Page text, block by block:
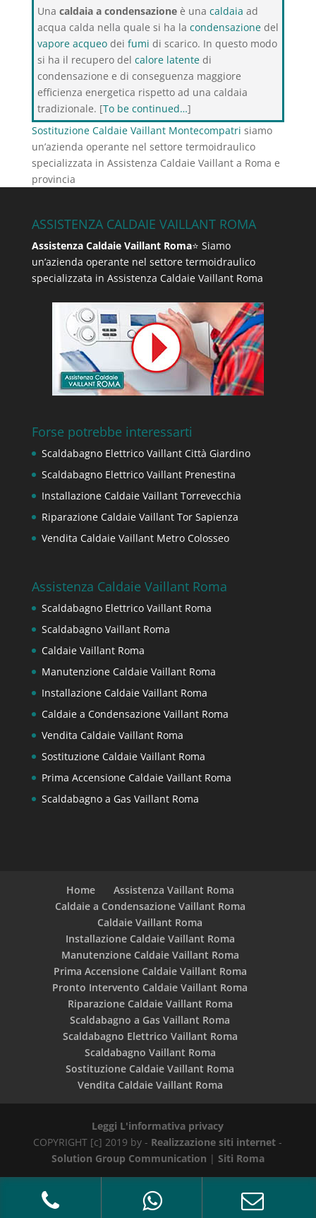
Una caldaia a condensazioneè una caldaia ad
acqua calda nella quale si ha la condensazionedel
vapore acqueodei fumi di scarico. In questo modo
si ha il recupero del calore latentedi
condensazione e di conseguenza maggiore
efficienza energetica rispetto ad una caldaia
tradizionale. [To be continued…]
Sostituzione Caldaie Vaillant Montecompatri siamo
un’azienda operante nel settore termoidraulico
specializzata in Assistenza Caldaie Vaillant a Roma e
provincia
ASSISTENZA CALDAIE VAILLANT ROMA
Assistenza Caldaie Vaillant Roma⭐ Siamo
un’azienda operante nel settore termoidraulico
specializzata in Assistenza Caldaie Vaillant Roma
Forse potrebbe interessarti
Scaldabagno Elettrico Vaillant Città Giardino
Scaldabagno Elettrico Vaillant Prenestina
Installazione Caldaie Vaillant Torrevecchia
Riparazione Caldaie Vaillant Tor Sapienza
Vendita Caldaie Vaillant Metro Colosseo
Assistenza Caldaie Vaillant Roma
Scaldabagno Elettrico Vaillant Roma
Scaldabagno Vaillant Roma
Caldaie Vaillant Roma
Manutenzione Caldaie Vaillant Roma
Installazione Caldaie Vaillant Roma
Caldaie a Condensazione Vaillant Roma
Vendita Caldaie Vaillant Roma
Sostituzione Caldaie Vaillant Roma
Prima Accensione Caldaie Vaillant Roma
Scaldabagno a Gas Vaillant Roma
Home
Assistenza Vaillant Roma
Caldaie a Condensazione Vaillant Roma
Caldaie Vaillant Roma
Installazione Caldaie Vaillant Roma
Manutenzione Caldaie Vaillant Roma
Prima Accensione Caldaie Vaillant Roma
Pronto Intervento Caldaie Vaillant Roma
Riparazione Caldaie Vaillant Roma
Scaldabagno a Gas Vaillant Roma
Scaldabagno Elettrico Vaillant Roma
Scaldabagno Vaillant Roma
Sostituzione Caldaie Vaillant Roma
Vendita Caldaie Vaillant Roma
Leggi L'informativa privacy
COPYRIGHT [c] 2019 by - Realizzazione siti internet -
Solution Group Communication | Siti Roma